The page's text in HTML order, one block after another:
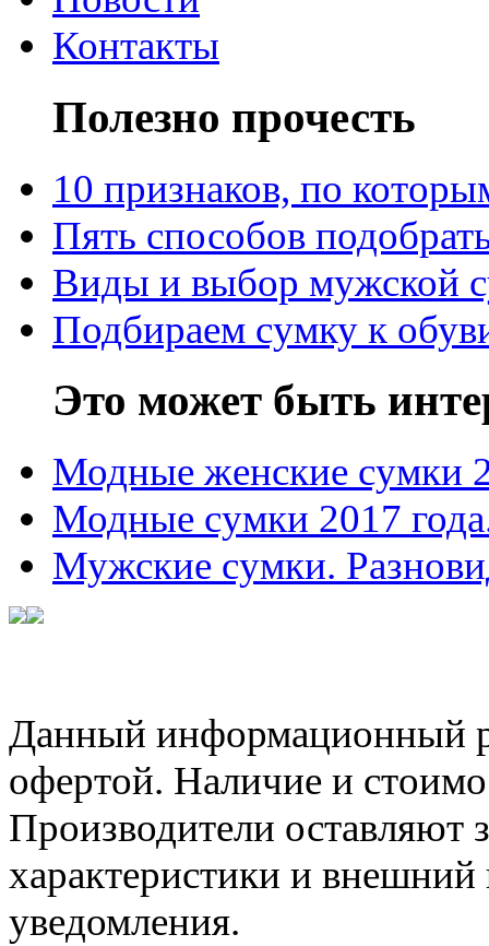
Контакты
Полезно прочесть
10 признаков, по
Пять способов
Виды и выбор мужской
Подбираем сумку к
Это может быть
Модные женские сумки
Модные сумки 2017
Мужские сумки.
Данный информационный
офертой. Наличие и
Производители оставляют
характеристики и внешний
уведомления.